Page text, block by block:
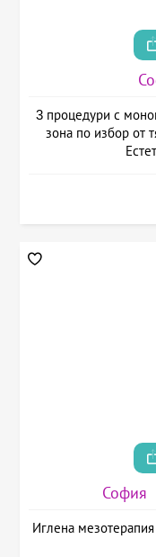
3 процедури с
зона по избор от
София
Иглена